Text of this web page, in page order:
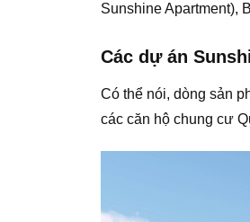
Sunshine Apartment),
Các dự án
Có thể nói, dòng sản
các căn hộ chung cư